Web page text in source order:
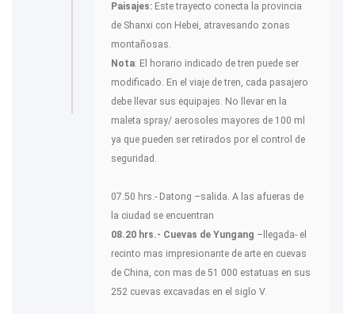
Paisajes: Este trayecto conecta la provincia
de Shanxi con Hebei, atravesando zonas
montañosas.
Nota: El horario indicado de tren puede ser
modificado. En el viaje de tren, cada pasajero
debe llevar sus equipajes. No llevar en la
maleta spray/ aerosoles mayores de 100 ml
ya que pueden ser retirados por el control de
seguridad.
07.50 hrs.- Datong –salida. A las afueras de
la ciudad se encuentran
08.20 hrs.- Cuevas de Yungang –llegada- el
recinto mas impresionante de arte en cuevas
de China, con mas de 51 000 estatuas en sus
252 cuevas excavadas en el siglo V.